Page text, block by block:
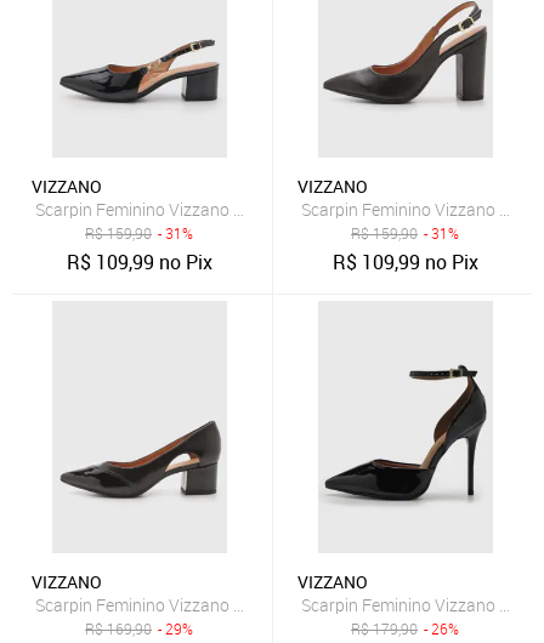
VIZZANO
Scarpin Feminino Vizzano Salto Quadrado Verniz Preto
R$159,90 - 31%
R$ 109,99 no Pix
VIZZANO
Scarpin Feminino Vizzano
R$159,90 - 31%
R$ 109,99 no Pix
VIZZANO
Scarpin Feminino Vizzano Salto Bloco Preto
R$169,90 - 29%
VIZZANO
Scarpin Feminino Vizzano
R$179,90 - 26%